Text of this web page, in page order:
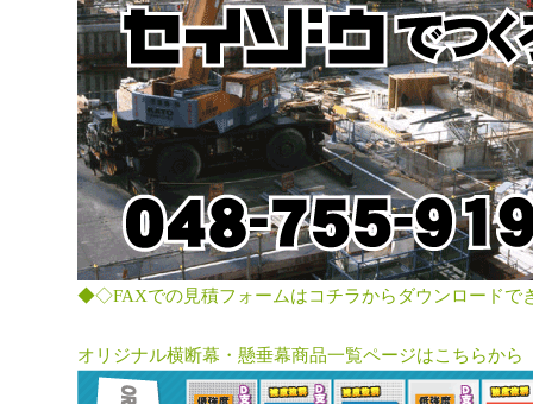
◆◇FAXでの見積フォームはコチラからダウンロード
オリジナル横断幕・懸垂幕商品一覧ページはこちらから